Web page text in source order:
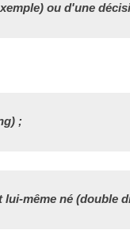
ou d'une
;
même né (double